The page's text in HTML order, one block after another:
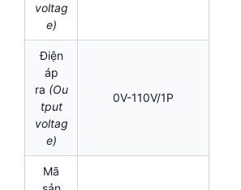
voltag
e)
Điện
áp
ra (Ou
tput
voltag
e)
0V-110V/1P
Mã